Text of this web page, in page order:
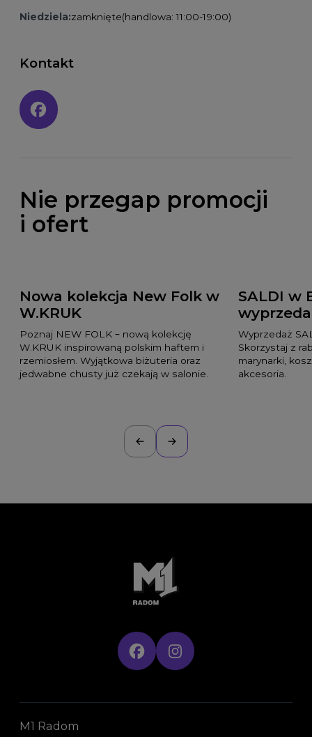
Niedziela:zamknięte(handlowa: 11:00-19:00)
Kontakt
Social media:
Nie przegap promocji
i ofert
Nowa kolekcja New Folk w
W.KRUK
Poznaj NEW FOLK – nową kolekcję
W.KRUK inspirowaną polskim haftem i
rzemiosłem. Wyjątkowa biżuteria oraz
jedwabne chusty już czekają w salonie.
SALDI w
Wyprzedaż
Skorzystaj z
marynarki,
akcesoria.
M1 Radom